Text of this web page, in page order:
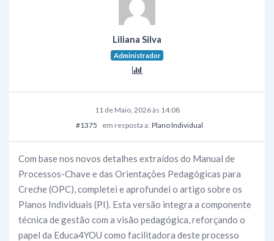
Liliana Silva
Administrador
11 de Maio, 2026 às 14:08
#1375
em resposta a: Plano Individual
Com base nos novos detalhes extraídos do Manual de
Processos-Chave e das Orientações Pedagógicas para
Creche (OPC), completei e aprofundei o artigo sobre os
Planos Individuais (PI). Esta versão integra a componente
técnica de gestão com a visão pedagógica, reforçando o
papel da Educa4YOU como facilitadora deste processo